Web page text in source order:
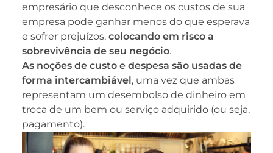
empresário que desconhece os custos de sua
empresa pode ganhar menos do que esperava
e sofrer prejuízos, colocando em risco a
sobrevivência de seu negócio.
As noções de custo e despesa são usadas de
forma intercambiável, uma vez que ambas
representam um desembolso de dinheiro em
troca de um bem ou serviço adquirido (ou seja,
pagamento).